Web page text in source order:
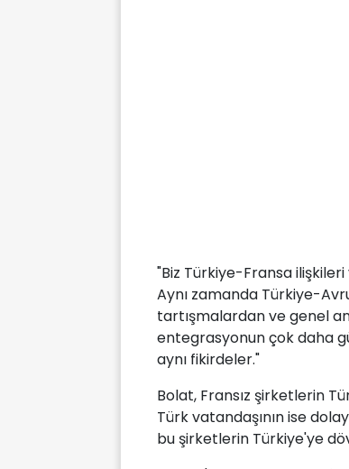
"Biz Türkiye-Fransa
Aynı zamanda Türkiye-
tartışmalardan ve genel
entegrasyonun çok daha
aynı fikirdeler."
Bolat, Fransız şirketlerin
Türk vatandaşının ise
bu şirketlerin Türkiye'ye